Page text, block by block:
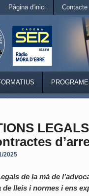
Pàgina d'inici Contacte
CONTENT
CONTENT
2025
de la mà de
de lleis i normes i ens